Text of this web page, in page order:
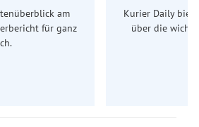
am
für ganz
Kurier Daily
über die